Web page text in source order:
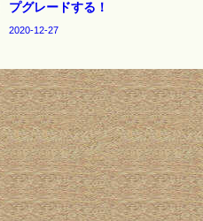
プグレードする！
2020-12-27